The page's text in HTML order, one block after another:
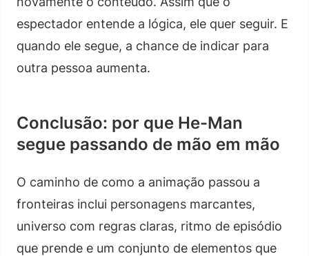
espectador entende a lógica, ele quer seguir. E
quando ele segue, a chance de indicar para
outra pessoa aumenta.
Conclusão: por que He-Man
segue passando de mão em mão
O caminho de como a animação passou a
fronteiras inclui personagens marcantes,
universo com regras claras, ritmo de episódio
que prende e um conjunto de elementos que